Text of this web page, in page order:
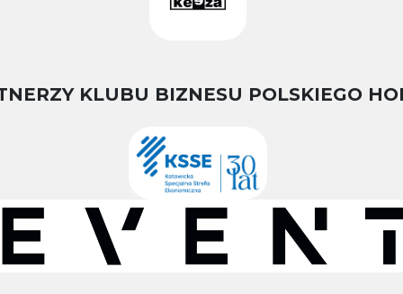
KLUBU BIZNESU POLSKIEGO